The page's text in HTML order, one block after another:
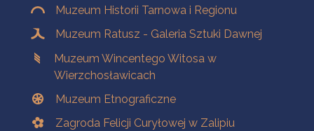
Muzeum Historii Tarnowa i Regionu
Muzeum Ratusz - Galeria Sztuki Dawnej
Muzeum Wincentego Witosa w
Wierzchosławicach
Muzeum Etnograficzne
Zagroda Felicji Curyłowej w Zalipiu